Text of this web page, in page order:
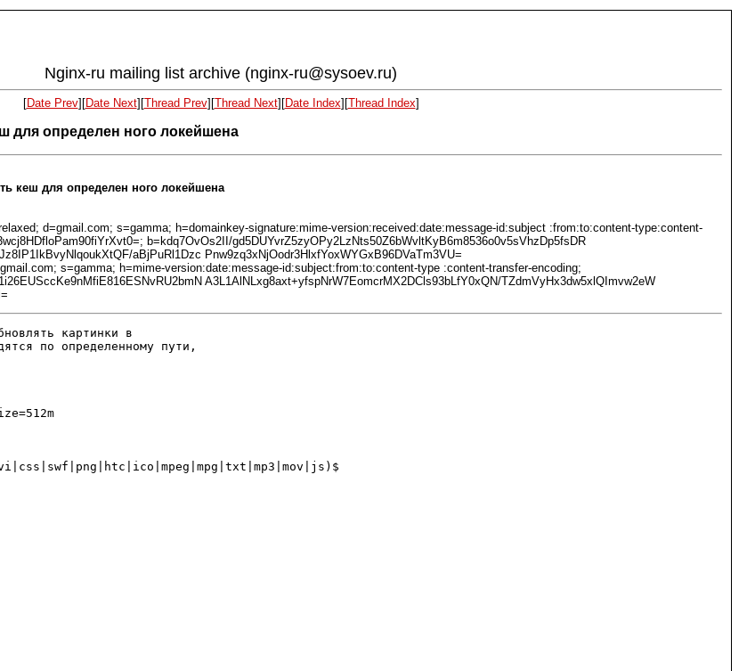
Nginx-ru mailing list archive (nginx-ru@sysoev.ru)
[Date Prev][Date Next][Thread Prev][Thread Next][Date Index][Thread Index]
для определен ного локейшена
кеш для определен ного локейшена
d=gmail.com; s=gamma; h=domainkey-signature:mime-version:received:date:message-id:subject :from:to:content-type:content-
b=kdq7OvOs2II/gd5DUYvrZ5zyOPy2LzNts50Z6bWvltKyB6m8536o0v5sVhzDp5fsDR
aBjPuRl1Dzc Pnw9zq3xNjOodr3HlxfYoxWYGxB96DVaTm3VU=
s=gamma; h=mime-version:date:message-id:subject:from:to:content-type :content-transfer-encoding;
A3L1AlNLxg8axt+yfspNrW7EomcrMX2DCls93bLfY0xQN/TZdmVyHx3dw5xlQImvw2eW
картинки в
по определенному пути,